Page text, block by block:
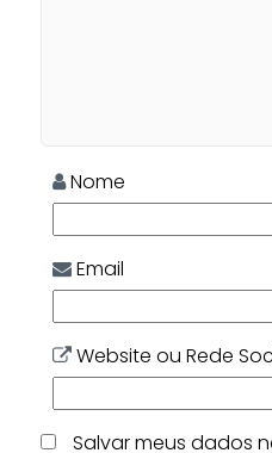
Nome
Email
Website ou Rede
Salvar meus dados